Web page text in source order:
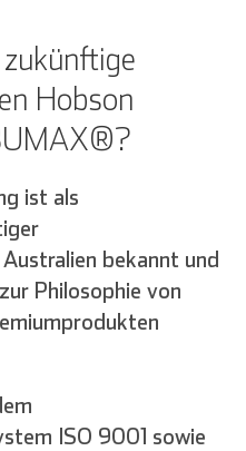
Deutsch
Hobson
ist als
bekannt und
Philosophie von
ISO 9001 sowie